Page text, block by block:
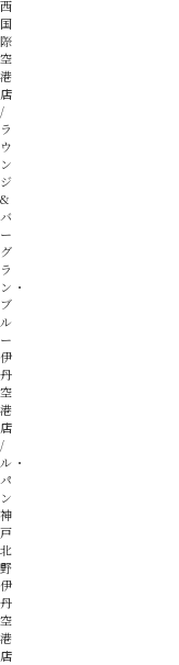
西
国
際
空
港
店
ラ
ウ
ン
ジ
&
バ
ー
グ
ラ
ン・
ブ
ル
ー
伊
丹
空
港
店
ル・
パ
ン
神
戸
北
野
伊
丹
空
港
店